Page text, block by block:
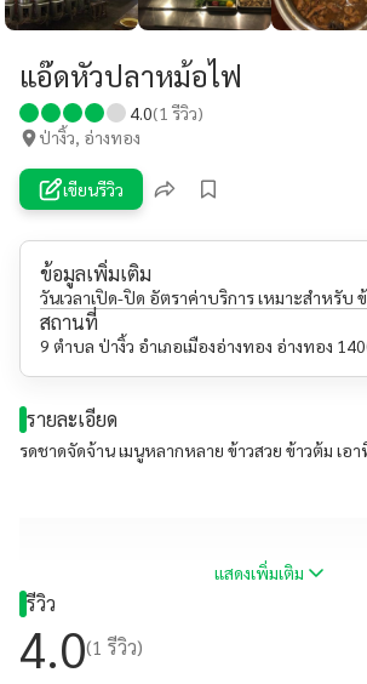
แอ๊ดหัวปลาหม้อไฟ
4.0(1 รีวิว)
ป่างิ้ว, อ่างทอง
เขียนรีวิว
ข้อมูลเพิ่มเติม
วันเวลาเปิด-ปิด อัตราค่าบริการ เหมาะสำหรับ
สถานที่
9 ตำบล ป่างิ้ว อำเภอเมืองอ่างทอง อ่างทอง
รายละเอียด
รดชาดจัดจ้าน เมนูหลากหลาย ข้าวสวย ข้าวต้ม เอ
แสดงเพิ่มเติม
รีวิว
4.0(1 รีวิว)